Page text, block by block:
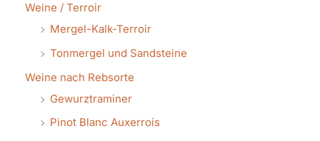
Weine / Terroir
Mergel-Kalk-Terroir
Tonmergel und Sandsteine
Weine nach Rebsorte
Gewurztraminer
Pinot Blanc Auxerrois